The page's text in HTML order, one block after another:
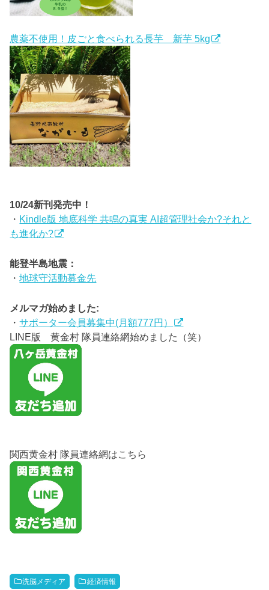
農薬不使用！皮ごと食べられる長芋 新芋 5kg
10/24新刊発売中！
・ Kindle版 地底科学 共鳴の真実 AI超管理社会か?それと
も進化か?
能登半島地震：
・地球守活動募金先
メルマガ始めました:
・サポーター会員募集中(月額777円）
LINE版 黄金村 隊員連絡網始めました（笑）
関西黄金村 隊員連絡網はこちら
洗脳メディア 経済情報